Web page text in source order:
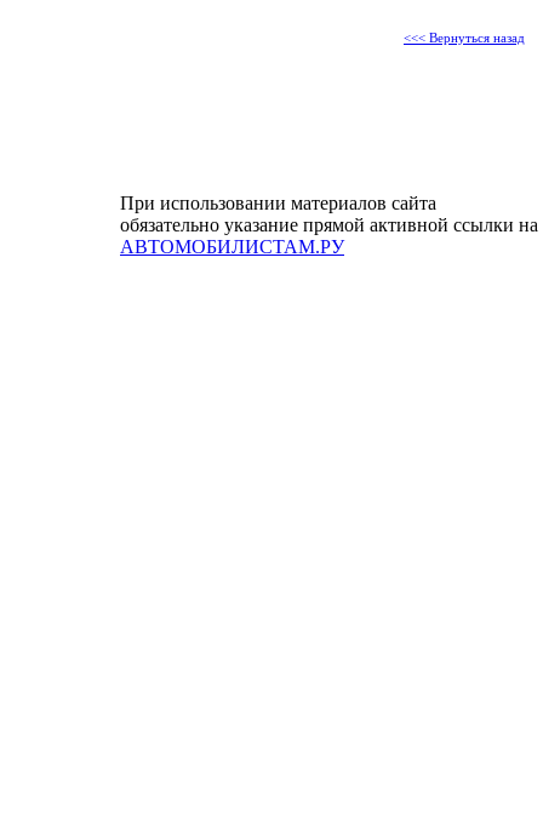
<<< Вернуться назад
При использовании материалов сайта
обязательно указание прямой активной ссылки на
АВТОМОБИЛИСТАМ.РУ